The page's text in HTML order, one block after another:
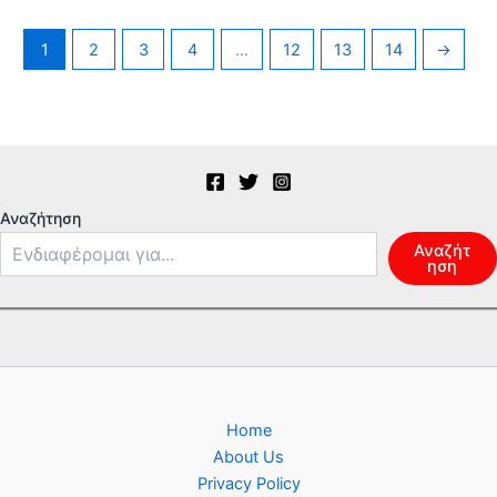
1 2 3 4 … 12 13 14 →
Αναζήτηση
Αναζήτ
ηση
Home
About Us
Privacy Policy